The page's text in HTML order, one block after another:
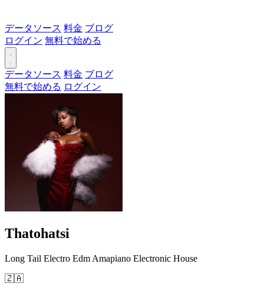
データソース 料金 ブログ
ログイン 無料で始める
データソース 料金 ブログ
無料で始める ログイン
Thatohatsi
Long Tail Electro Edm Amapiano Electronic House
🇿🇦